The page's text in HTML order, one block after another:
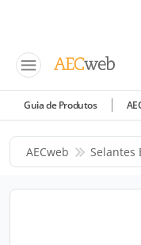
Guia de Produtos
AECweb Selantes